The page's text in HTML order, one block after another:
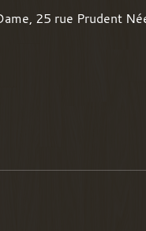
25 rue Prudent